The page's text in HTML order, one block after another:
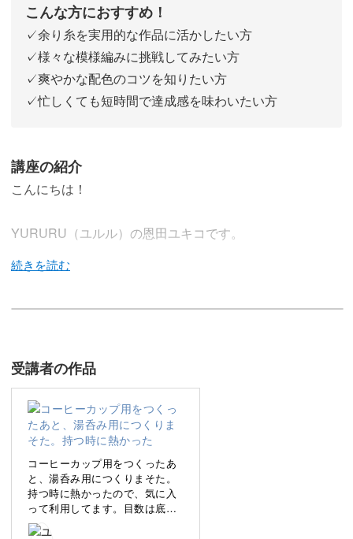
こんな方におすすめ！
✓余り糸を実用的な作品に活かしたい方
✓様々な模様編みに挑戦してみたい方
✓爽やかな配色のコツを知りたい方
✓忙しくても短時間で達成感を味わいたい方
講座の紹介
こんにちは！
YURURU（ユルル）の恩田ユキコです。
自分好みの色で、実用的な小物をサクサク作れますよ。
おうちに眠っている余り糸を活かせるのも嬉しいポイン
ト！
受講者の作品
コーヒーカップ用をつくったあ
と、湯呑み用につくりまそた。
持つ時に熱かったので、気に入
って利用してます。目数は底か
ら３センチのところの周囲の目